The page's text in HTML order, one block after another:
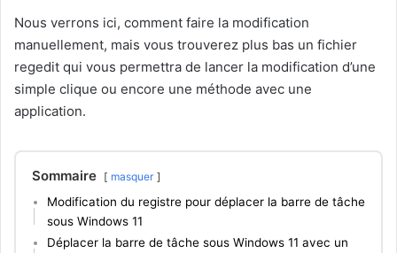
Nous verrons ici, comment faire la modification
manuellement, mais vous trouverez plus bas un fichier
regedit qui vous permettra de lancer la modification d’une
simple clique ou encore une méthode avec une
application.
Sommaire masquer
Modification du registre pour déplacer la barre de tâche
sous Windows 11
Déplacer la barre de tâche sous Windows 11 avec un